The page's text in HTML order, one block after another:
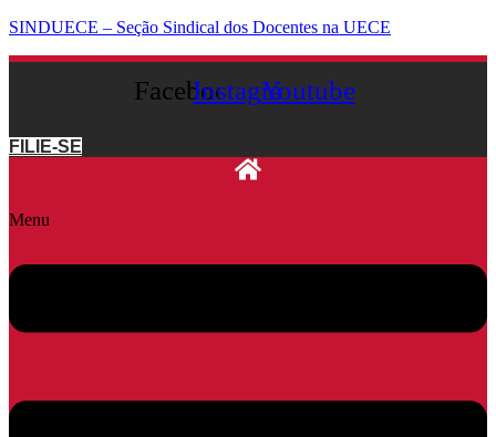
SINDUECE – Seção Sindical dos Docentes na UECE
FacebookInstagramYoutube
FILIE-SE
Menu